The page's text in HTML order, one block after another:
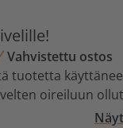
Vahvistettu ostos
tuotetta
oireiluun